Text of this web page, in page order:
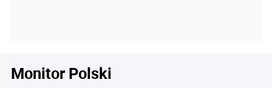
Monitor Polski